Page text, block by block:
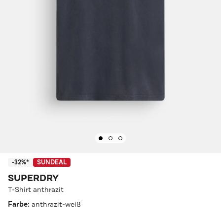
-32%* SUNDEAL
SUPERDRY
T-Shirt anthrazit
Farbe: anthrazit-weiß